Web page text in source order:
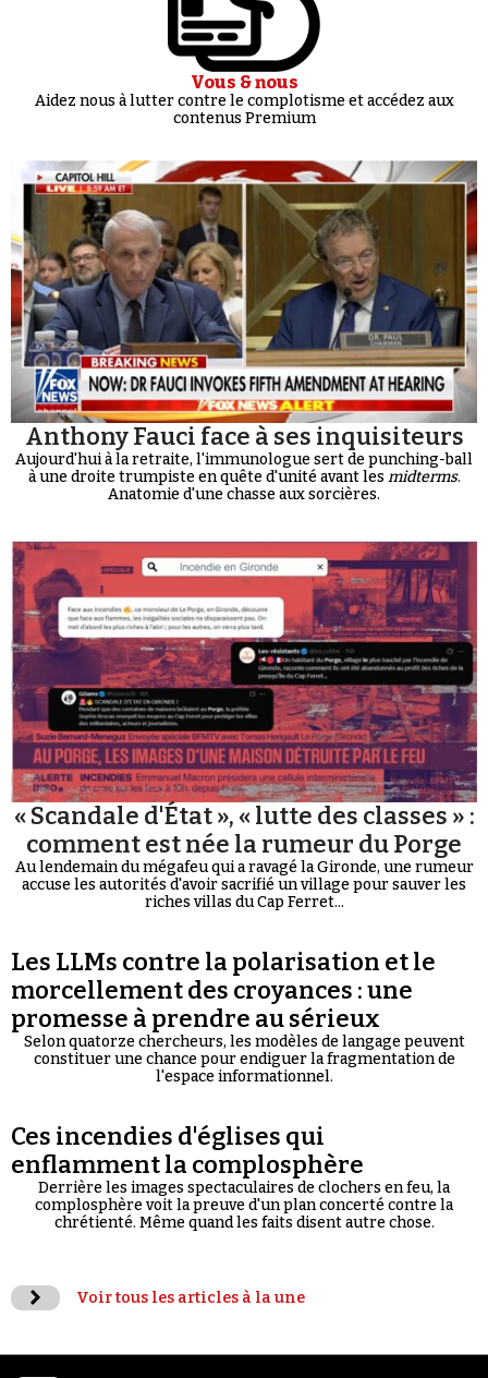
Vous & nous
Aidez nous à lutter contre le complotisme et accédez aux
contenus Premium
Anthony Fauci face à ses inquisiteurs
Aujourd'hui à la retraite, l'immunologue sert de punching-ball
à une droite trumpiste en quête d'unité avant les midterms.
Anatomie d'une chasse aux sorcières.
« Scandale d'État », « lutte des classes » :
comment est née la rumeur du Porge
Au lendemain du mégafeu qui a ravagé la Gironde, une rumeur
accuse les autorités d'avoir sacrifié un village pour sauver les
riches villas du Cap Ferret...
Les LLMs contre la polarisation et le
morcellement des croyances : une
promesse à prendre au sérieux
Selon quatorze chercheurs, les modèles de langage peuvent
constituer une chance pour endiguer la fragmentation de
l'espace informationnel.
Ces incendies d'églises qui
enflamment la complosphère
Derrière les images spectaculaires de clochers en feu, la
complosphère voit la preuve d'un plan concerté contre la
chrétienté. Même quand les faits disent autre chose.
Voir tous les articles à la une